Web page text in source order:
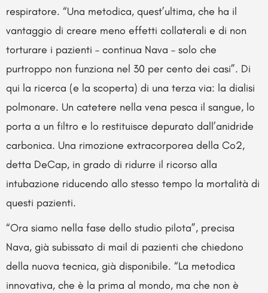
respiratore. “Una metodica, quest’ultima, che ha il
vantaggio di creare meno effetti collaterali e di non
torturare i pazienti – continua Nava – solo che
purtroppo non funziona nel 30 per cento dei casi”. Di
qui la ricerca (e la scoperta) di una terza via: la dialisi
polmonare. Un catetere nella vena pesca il sangue, lo
porta a un filtro e lo restituisce depurato dall’anidride
carbonica. Una rimozione extracorporea della Co2,
detta DeCap, in grado di ridurre il ricorso alla
intubazione riducendo allo stesso tempo la mortalità di
questi pazienti.
“Ora siamo nella fase dello studio pilota”, precisa
Nava, già subissato di mail di pazienti che chiedono
della nuova tecnica, già disponibile. “La metodica
innovativa, che è la prima al mondo, ma che non è